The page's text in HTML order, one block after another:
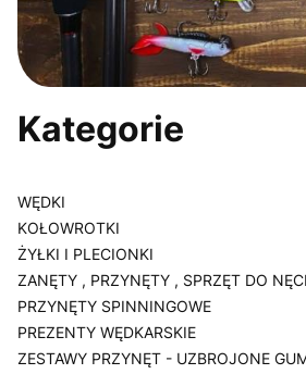
Kategorie
WĘDKI
KOŁOWROTKI
ŻYŁKI I PLECIONKI
ZANĘTY , PRZYNĘTY , SPRZĘT DO
PRZYNĘTY SPINNINGOWE
PREZENTY WĘDKARSKIE
ZESTAWY PRZYNĘT - UZBROJONE